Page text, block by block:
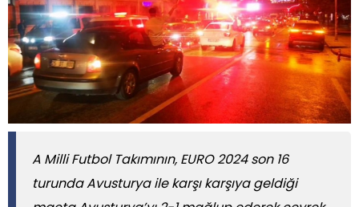
A Milli Futbol Takımının, EURO 2024 son 16
turunda Avusturya ile karşı karşıya geldiği